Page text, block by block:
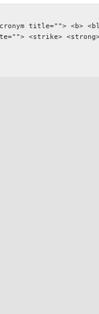
title=""> <b>
<strike>